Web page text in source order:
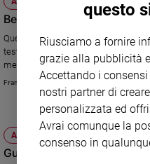
e
Adolescenza
Bioetica
Beppe e l'utopia della
Quella dei pentastellati è una
testa un voto. Ma la politica nelle
mediazione di interessi complessi.
Francesco Gaeta
ATTUALITÀ
Gustav Klimt, ritorno a
questo
Riusciamo a fornire
grazie alla pubblicità
Accettando i
nostri partner di
personalizzata ed
Avrai comunque la
consenso in